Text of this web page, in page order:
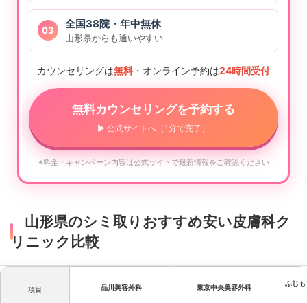
03
全国38院・年中無休
山形県からも通いやすい
カウンセリングは無料 ・オンライン予約は24時間受付
無料カウンセリングを予約する
▶ 公式サイトへ（1分で完了）
※料金・キャンペーン内容は公式サイトで最新情報をご確認ください
山形県のシミ取りおすすめ安い皮膚科ク
リニック比較
項目 品川美容外科 東京中央美容外科 ふじ